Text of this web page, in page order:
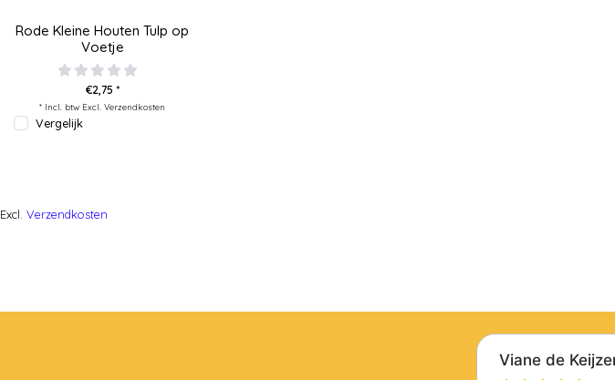
Rode Kleine Houten Tulp op
Voetje
€2,75 *
* Incl. btw Excl. Verzendkosten
Vergelijk
Excl. Verzendkosten